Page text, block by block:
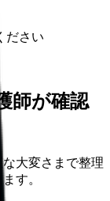
ださい
師が確認
大変さまで整理
す。